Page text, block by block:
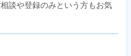
談や登録のみという方もお気